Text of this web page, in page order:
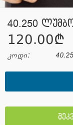
40.250
120.00¢
კოდი: